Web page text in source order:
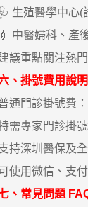
殖醫學中心(
醫婦科、產後
重點關注熱門
、掛號費用說
門診掛號費：
專家門診掛號
深圳醫保及全
用微信、支付
、常見問題